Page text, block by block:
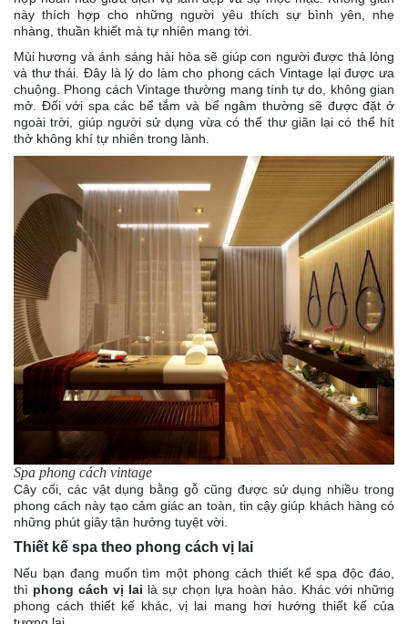
này thích hợp cho những người yêu thích sự bình yên, nhẹ
nhàng, thuần khiết mà tự nhiên mang tới.
Mùi hương và ánh sáng hài hòa sẽ giúp con người được thả lỏng
và thư thái. Đây là lý do làm cho phong cách Vintage lại được ưa
chuộng. Phong cách Vintage thường mang tính tự do, không gian
mở. Đối với spa các bể tắm và bể ngâm thường sẽ được đặt ở
ngoài trời, giúp người sử dụng vừa có thể thư giãn lại có thể hít
thở không khí tự nhiên trong lành.
Spa phong cách vintage
Cây cối, các vật dụng bằng gỗ cũng được sử dụng nhiều trong
phong cách này tạo cảm giác an toàn, tin cậy giúp khách hàng có
những phút giây tận hưởng tuyệt vời.
Thiết kế spa theo phong cách vị lai
Nếu bạn đang muốn tìm một phong cách thiết kế spa độc đáo,
thì phong cách vị lai là sự chọn lựa hoàn hảo. Khác với những
phong cách thiết kế khác, vị lai mang hơi hướng thiết kế của